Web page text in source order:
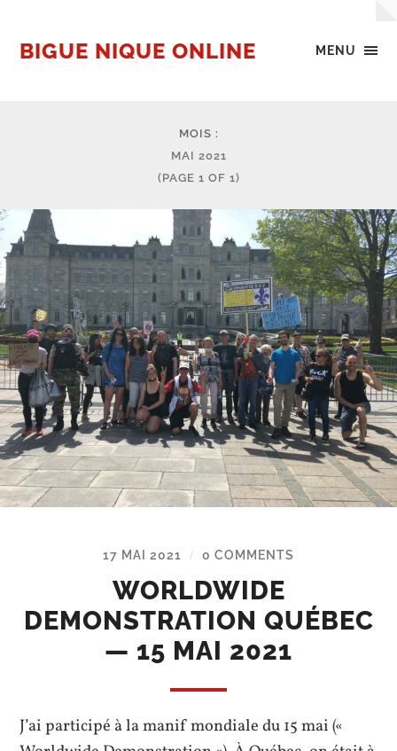
MENU
BIGUE NIQUE ONLINE
MOIS :
MAI 2021
(PAGE 1 OF 1)
17 MAI 2021 / 0 COMMENTS
WORLDWIDE
DEMONSTRATION QUÉBEC
— 15 MAI 2021
J’ai participé à la manif mondiale du 15 mai («